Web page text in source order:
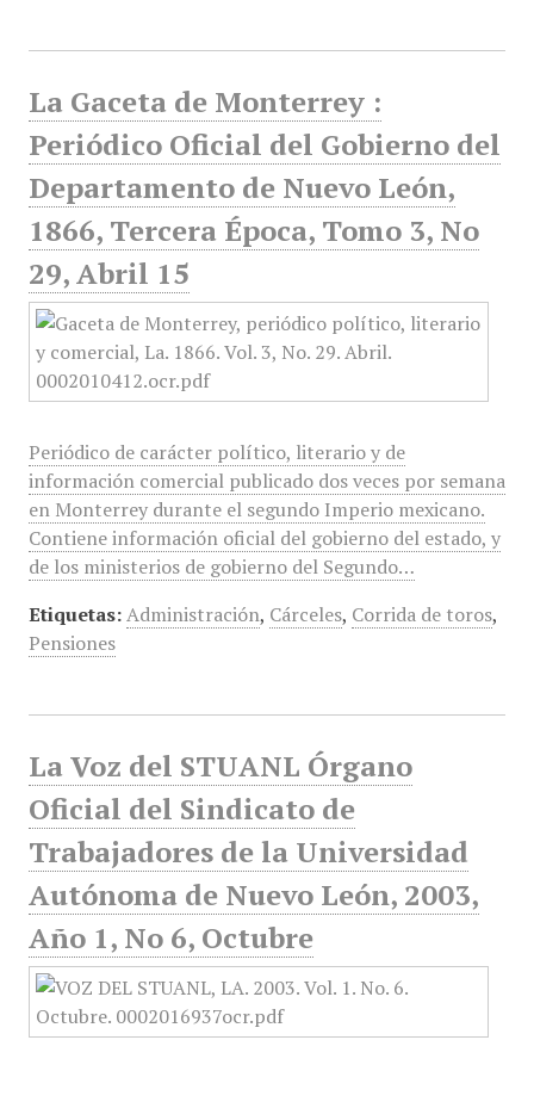
La Gaceta de Monterrey :
Periódico Oficial del Gobierno del
Departamento de Nuevo León,
1866, Tercera Época, Tomo 3, No
29, Abril 15
Periódico de carácter político, literario y de
información comercial publicado dos veces por semana
en Monterrey durante el segundo Imperio mexicano.
Contiene información oficial del gobierno del estado, y
de los ministerios de gobierno del Segundo…
Etiquetas: Administración, Cárceles, Corrida de toros,
Pensiones
La Voz del STUANL Órgano
Oficial del Sindicato de
Trabajadores de la Universidad
Autónoma de Nuevo León, 2003,
Año 1, No 6, Octubre